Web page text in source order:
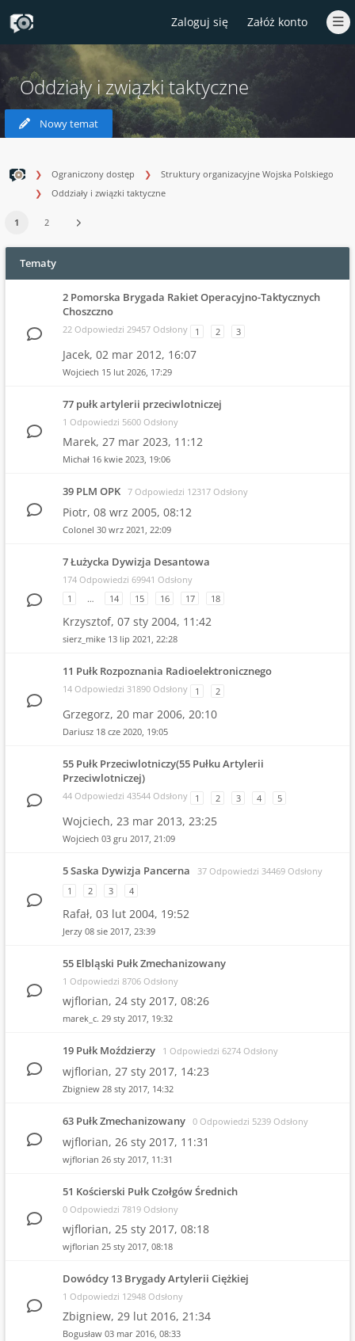
Zaloguj się Załóż konto
Oddziały i związki taktyczne
Nowy temat
Ograniczony dostęp
Struktury organizacyjne Wojska Polskiego
Oddziały i związki taktyczne
1 2
Tematy
2 Pomorska Brygada Rakiet Operacyjno-Taktycznych
Choszczno
22 Odpowiedzi 29457 Odsłony 1 2 3
Jacek, 02 mar 2012, 16:07
Wojciech 15 lut 2026, 17:29
77 pułk artylerii przeciwlotniczej
1 Odpowiedzi 5600 Odsłony
Marek, 27 mar 2023, 11:12
Michał 16 kwie 2023, 19:06
39 PLM OPK 7 Odpowiedzi 12317 Odsłony
Piotr, 08 wrz 2005, 08:12
Colonel 30 wrz 2021, 22:09
7 Łużycka Dywizja Desantowa
174 Odpowiedzi 69941 Odsłony
1
… 14 15 16 17 18
Krzysztof, 07 sty 2004, 11:42
sierz_mike 13 lip 2021, 22:28
11 Pułk Rozpoznania Radioelektronicznego
14 Odpowiedzi 31890 Odsłony 1 2
Grzegorz, 20 mar 2006, 20:10
Dariusz 18 cze 2020, 19:05
55 Pułk Przeciwlotniczy(55 Pułku Artylerii
Przeciwlotniczej)
44 Odpowiedzi 43544 Odsłony 1 2 3 4 5
Wojciech, 23 mar 2013, 23:25
Wojciech 03 gru 2017, 21:09
5 Saska Dywizja Pancerna
37 Odpowiedzi 34469 Odsłony
1
2 3 4
Rafał, 03 lut 2004, 19:52
Jerzy 08 sie 2017, 23:39
55 Elbląski Pułk Zmechanizowany
1 Odpowiedzi 8706 Odsłony
wjflorian, 24 sty 2017, 08:26
marek_c. 29 sty 2017, 19:32
19 Pułk Moździerzy 1 Odpowiedzi 6274 Odsłony
wjflorian, 27 sty 2017, 14:23
Zbigniew 28 sty 2017, 14:32
63 Pułk Zmechanizowany 0 Odpowiedzi 5239 Odsłony
wjflorian, 26 sty 2017, 11:31
wjflorian 26 sty 2017, 11:31
51 Kościerski Pułk Czołgów Średnich
0 Odpowiedzi 7819 Odsłony
wjflorian, 25 sty 2017, 08:18
wjflorian 25 sty 2017, 08:18
Dowódcy 13 Brygady Artylerii Ciężkiej
1 Odpowiedzi 12948 Odsłony
Zbigniew, 29 lut 2016, 21:34
Bogusław 03 mar 2016, 08:33